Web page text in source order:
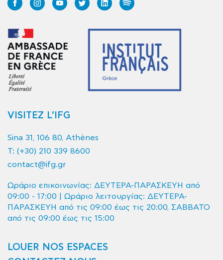
VISITEZ L’IFG
Sina 31, 106 80, Athènes
T: (+30) 210 339 8600
contact@ifg.gr
Ωράριο επικοινωνίας: ΔΕΥΤΕΡΑ-ΠΑΡΑΣΚΕΥΗ από
09:00 - 17:00 | Ωράριο λειτουργίας: ΔΕΥΤΕΡΑ-
ΠΑΡΑΣΚΕΥΗ από τις 09:00 έως τις 20:00, ΣΑΒΒΑΤΟ
από τις 09:00 έως τις 15:00
LOUER NOS ESPACES